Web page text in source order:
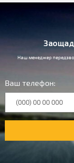
Наш менеджер
Ваш телефон: